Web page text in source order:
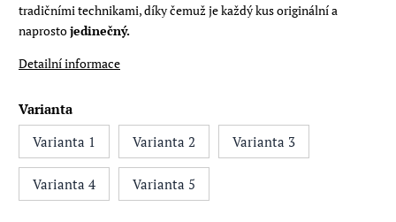
tradičními technikami, díky čemuž je každý kus originální a
naprostojedinečný.
Detailní informace
Varianta
Varianta 1
Varianta 2 Varianta 3
Varianta 4 Varianta 5